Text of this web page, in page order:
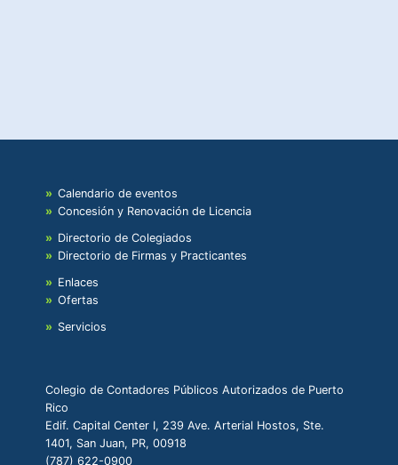
Calendario de eventos
Concesión y Renovación de Licencia
Directorio de Colegiados
Directorio de Firmas y Practicantes
Enlaces
Ofertas
Servicios
Colegio de Contadores Públicos Autorizados de Puerto
Rico
Edif. Capital Center I, 239 Ave. Arterial Hostos, Ste.
1401, San Juan, PR, 00918
(787) 622-0900